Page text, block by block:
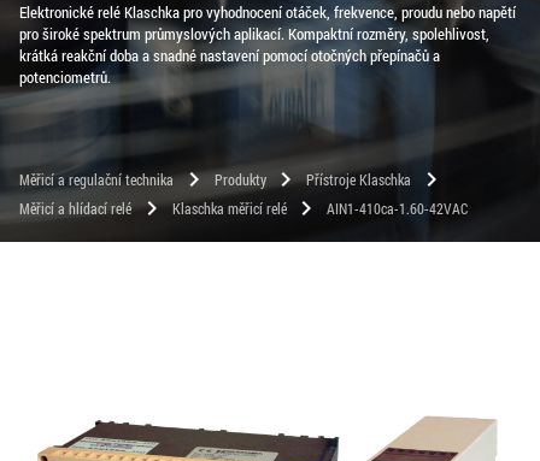
Elektronické relé Klaschka pro vyhodnocení otáček, frekvence, proudu nebo napětí
pro široké spektrum průmyslových aplikací. Kompaktní rozměry, spolehlivost,
krátká reakční doba a snadné nastavení pomocí otočných přepínačů a
potenciometrů.
Měřicí a regulační technika chevron_right Produkty chevron_right Přístroje Klaschka chevron_right
Měřicí a hlídací relé chevron_right Klaschka měřicí relé chevron_right AIN1-410ca-1.60-42VAC